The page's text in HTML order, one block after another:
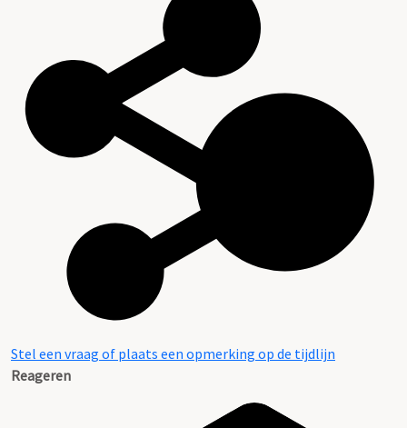
Stel een vraag of plaats een opmerking op de tijdlijn
Reageren